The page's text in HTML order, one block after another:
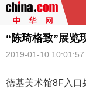
​“陈琦格致”展览
2019-01-10 10:01:57
德基美术馆8F入口